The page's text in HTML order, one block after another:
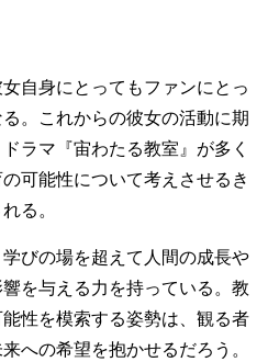
自身にとってもファンにとっ
。これからの彼女の活動に期
ラマ『宙わたる教室』が多く
可能性について考えさせるき
る。
びの場を超えて人間の成長や
を与える力を持っている。教
性を模索する姿勢は、観る者
への希望を抱かせるだろう。